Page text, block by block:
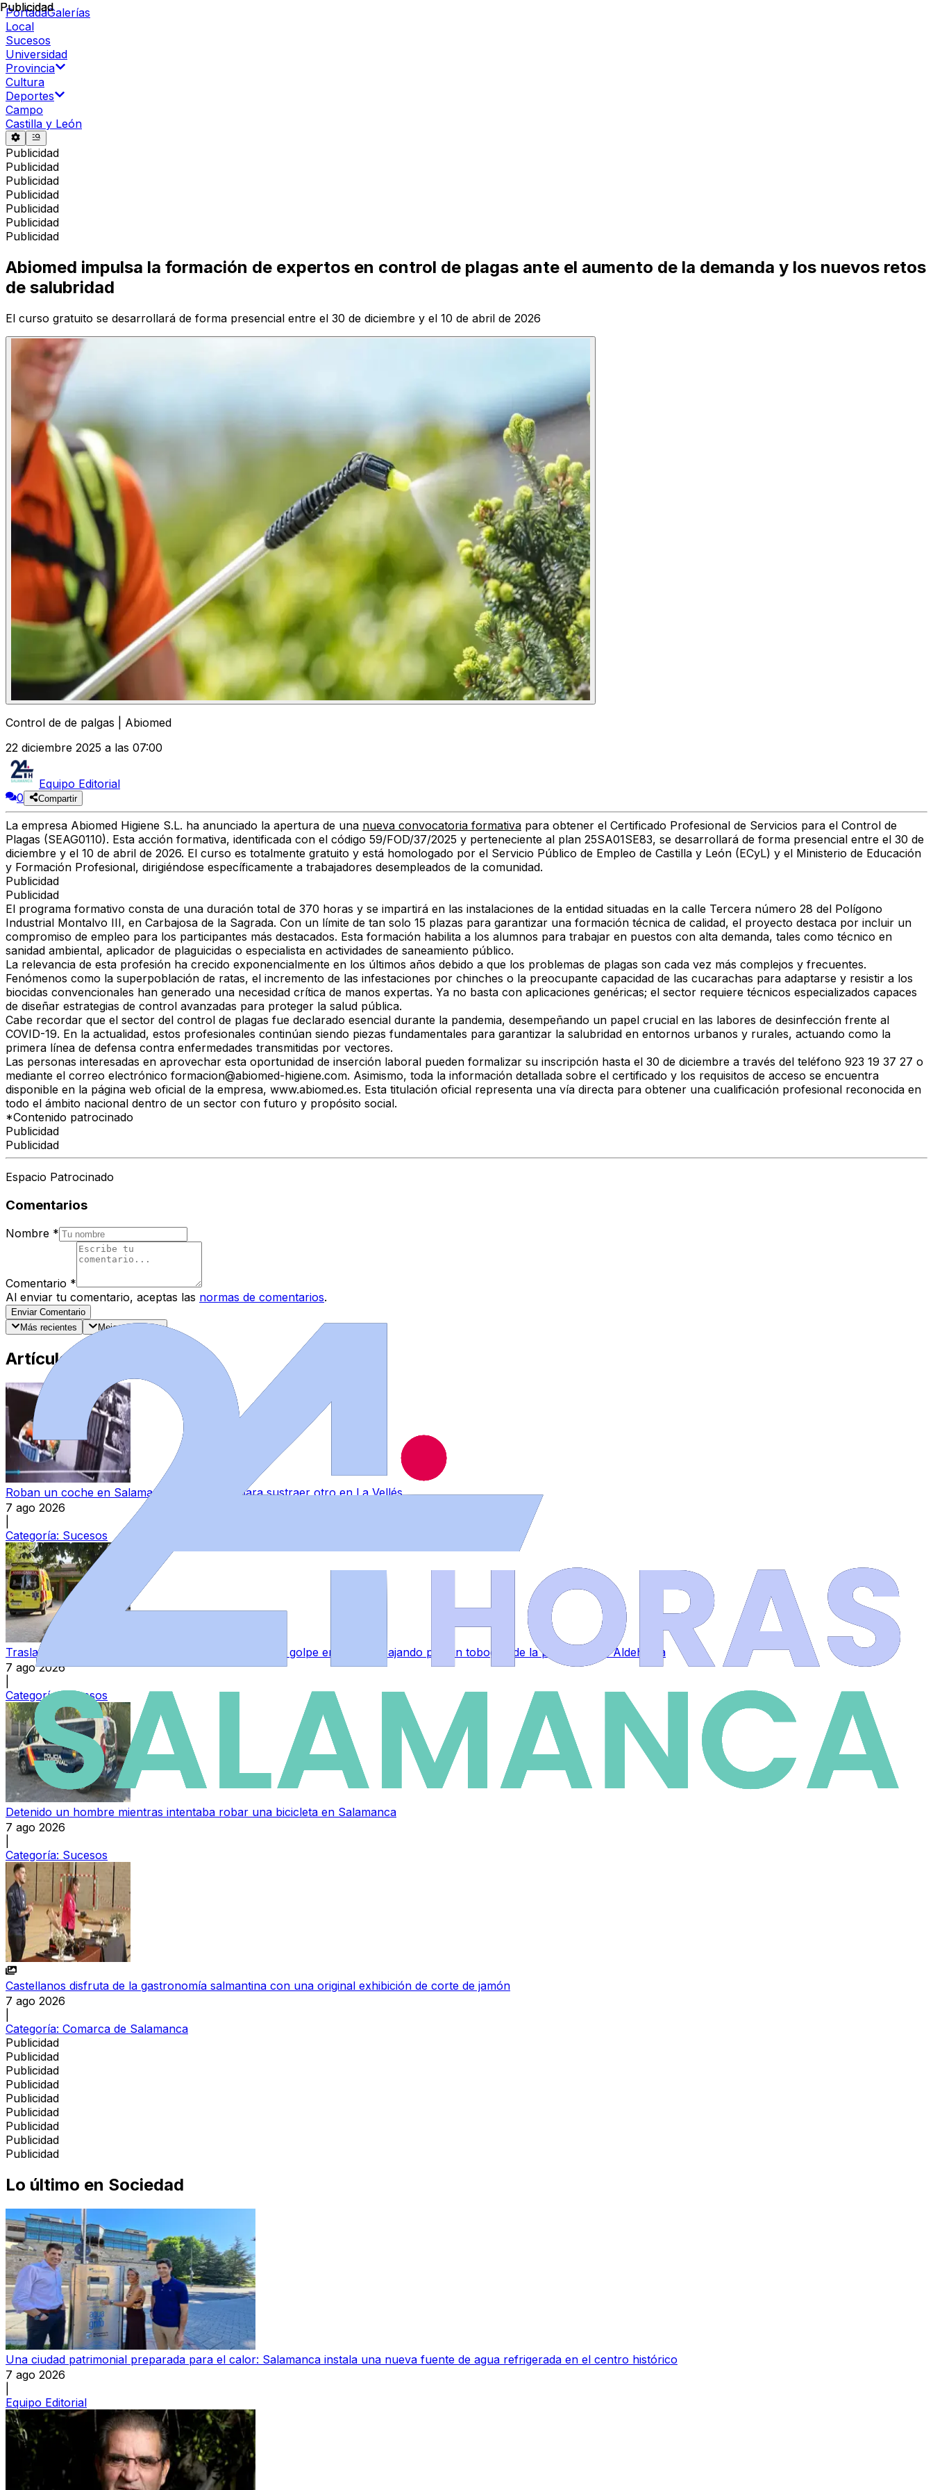
PortadaGalerías
Local
Sucesos
Universidad
Provincia
Cultura
Deportes
Campo
Castilla y León
Publicidad
Publicidad
Publicidad
Publicidad
Publicidad
Publicidad
Publicidad
Publicidad
Abiomed impulsa la formación de expertos en control de plagas ante el aumento de la demanda y los nuevos retos
de salubridad
El curso gratuito se desarrollará de forma presencial entre el 30 de diciembre y el 10 de abril de 2026
Control de de palgas | Abiomed
22 diciembre 2025 a las 07:00
Equipo Editorial
0
Compartir
La empresa Abiomed Higiene S.L. ha anunciado la apertura de una nueva convocatoria formativa para obtener el Certificado Profesional de Servicios para el Control de
Plagas (SEAG0110). Esta acción formativa, identificada con el código 59/FOD/37/2025 y perteneciente al plan 25SA01SE83, se desarrollará de forma presencial entre el 30 de
diciembre y el 10 de abril de 2026. El curso es totalmente gratuito y está homologado por el Servicio Público de Empleo de Castilla y León (ECyL) y el Ministerio de Educación
y Formación Profesional, dirigiéndose específicamente a trabajadores desempleados de la comunidad.
Publicidad
Publicidad
El programa formativo consta de una duración total de 370 horas y se impartirá en las instalaciones de la entidad situadas en la calle Tercera número 28 del Polígono
Industrial Montalvo III, en Carbajosa de la Sagrada. Con un límite de tan solo 15 plazas para garantizar una formación técnica de calidad, el proyecto destaca por incluir un
compromiso de empleo para los participantes más destacados. Esta formación habilita a los alumnos para trabajar en puestos con alta demanda, tales como técnico en
sanidad ambiental, aplicador de plaguicidas o especialista en actividades de saneamiento público.
La relevancia de esta profesión ha crecido exponencialmente en los últimos años debido a que los problemas de plagas son cada vez más complejos y frecuentes.
Fenómenos como la superpoblación de ratas, el incremento de las infestaciones por chinches o la preocupante capacidad de las cucarachas para adaptarse y resistir a los
biocidas convencionales han generado una necesidad crítica de manos expertas. Ya no basta con aplicaciones genéricas; el sector requiere técnicos especializados capaces
de diseñar estrategias de control avanzadas para proteger la salud pública.
Cabe recordar que el sector del control de plagas fue declarado esencial durante la pandemia, desempeñando un papel crucial en las labores de desinfección frente al
COVID-19. En la actualidad, estos profesionales continúan siendo piezas fundamentales para garantizar la salubridad en entornos urbanos y rurales, actuando como la
primera línea de defensa contra enfermedades transmitidas por vectores.
Las personas interesadas en aprovechar esta oportunidad de inserción laboral pueden formalizar su inscripción hasta el 30 de diciembre a través del teléfono 923 19 37 27 o
mediante el correo electrónico formacion@abiomed-higiene.com. Asimismo, toda la información detallada sobre el certificado y los requisitos de acceso se encuentra
disponible en la página web oficial de la empresa, www.abiomed.es. Esta titulación oficial representa una vía directa para obtener una cualificación profesional reconocida en
todo el ámbito nacional dentro de un sector con futuro y propósito social.
*Contenido patrocinado
Publicidad
Publicidad
Espacio Patrocinado
Comentarios
Nombre *
Comentario *
Al enviar tu comentario, aceptas las normas de comentarios.
Enviar Comentario
Más recientes
Mejor valorados
Artículos Destacados
Roban un coche en Salamanca y lo utilizan para sustraer otro en La Vellés
7 ago 2026
Categoría: Sucesos
Trasladada al hospital una mujer tras darse un fuerte golpe en la nuca bajando por un tobogán de la piscina de La Aldehuela
7 ago 2026
Categoría: Sucesos
Detenido un hombre mientras intentaba robar una bicicleta en Salamanca
7 ago 2026
Categoría: Sucesos
Castellanos disfruta de la gastronomía salmantina con una original exhibición de corte de jamón
7 ago 2026
Categoría: Comarca de Salamanca
Publicidad
Publicidad
Publicidad
Publicidad
Publicidad
Publicidad
Publicidad
Publicidad
Publicidad
Lo último en Sociedad
Una ciudad patrimonial preparada para el calor: Salamanca instala una nueva fuente de agua refrigerada en el centro histórico
7 ago 2026
Equipo Editorial
Publicidad